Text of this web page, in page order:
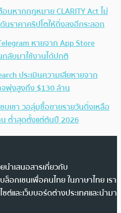
อนหากกฎหมาย CLARITY Act ไม่
ราคาคริปโตให้ดิ่งลงอีกระลอก
หายจาก App Store
ลับมาใช้งานได้ปกติ
ประเมินความเสียหายจาก
จพุ่งสูงถึง $130 ล้าน
บเซา วอลุ่มซื้อขายรายวันดิ่งเหลือ
ต่ำสุดตั้งแต่ต้นปี 2026
นำเสนอสารเกี่ยวกับ
ล็อกเชนเพื่อคนไทย ในภาษาไทย เรา
และเว็บบอร์ดต่างประเทศและนำมา